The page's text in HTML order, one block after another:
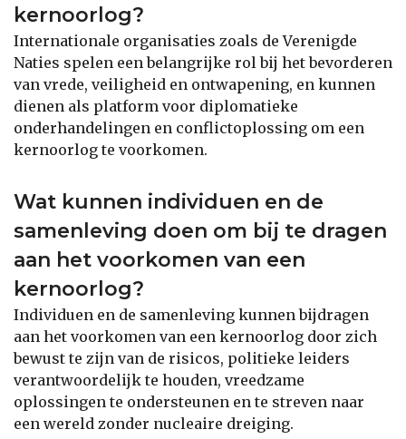
kernoorlog?
Internationale organisaties zoals de Verenigde
Naties spelen een belangrijke rol bij het bevorderen
van vrede, veiligheid en ontwapening, en kunnen
dienen als platform voor diplomatieke
onderhandelingen en conflictoplossing om een
kernoorlog te voorkomen.
Wat kunnen individuen en de
samenleving doen om bij te dragen
aan het voorkomen van een
kernoorlog?
Individuen en de samenleving kunnen bijdragen
aan het voorkomen van een kernoorlog door zich
bewust te zijn van de risicos, politieke leiders
verantwoordelijk te houden, vreedzame
oplossingen te ondersteunen en te streven naar
een wereld zonder nucleaire dreiging.